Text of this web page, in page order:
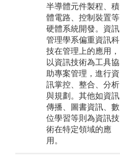
半導體元件製程、積
體電路、控制裝置等
硬體系統開發。資訊
管理學系偏重資訊科
技在管理上的應用，
以資訊技術為工具協
助專案管理，進行資
訊掌控、整合、分析
與規劃。其他如資訊
傳播、圖書資訊、數
位學習等則為資訊技
術在特定領域的應
用。